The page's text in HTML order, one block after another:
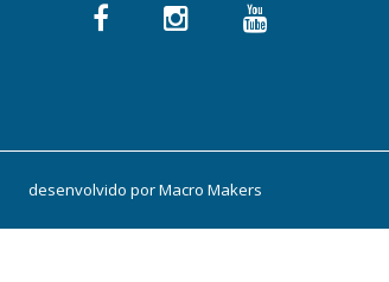
desenvolvido porMacro Makers